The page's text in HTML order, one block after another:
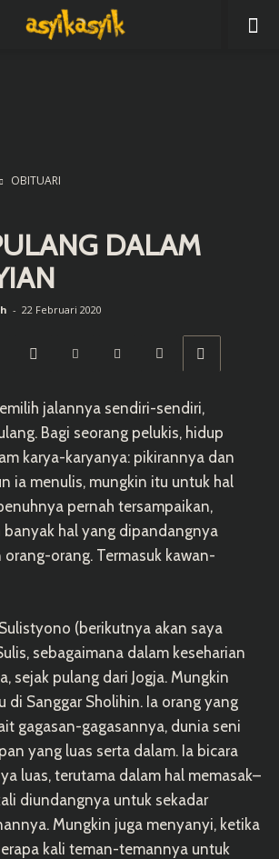
OBITUARI
DALAM
- 22 Februari 2020
jalannya sendiri-sendiri,
Bagi seorang pelukis, hidup
karya-karyanya: pikirannya dan
ia menulis, mungkin itu untuk hal
pernah tersampaikan,
banyak hal yang dipandangnya
orang. Termasuk kawan-
(berikutnya akan saya
sebagaimana dalam keseharian
sejak pulang dari Jogja. Mungkin
di Sanggar Sholihin. Ia orang yang
gagasan-gagasannya, dunia seni
yang luas serta dalam. Ia bicara
luas, terutama dalam hal memasak–
diundangnya untuk sekadar
Mungkin juga menyanyi, ketika
kali teman-temannya untuk